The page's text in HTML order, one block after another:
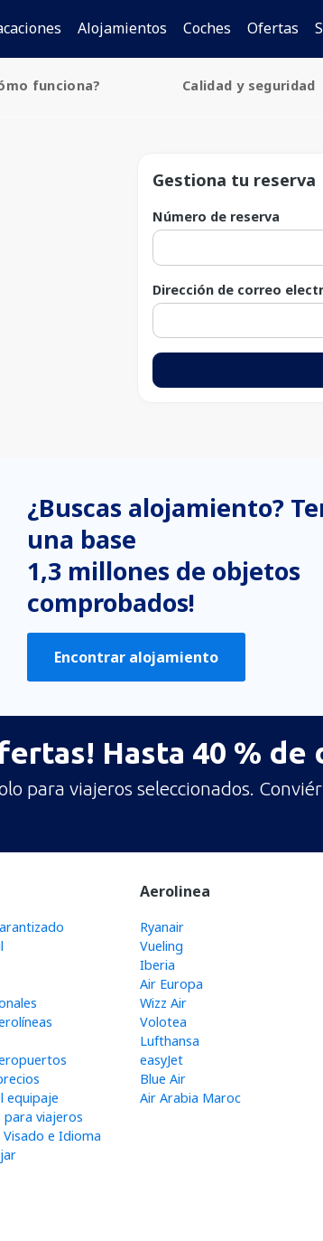
Alojamientos Coches Ofertas
funciona? Calidad y seguridad
Gestiona tu reserva
Número de reserva
Dirección de correo
¿Buscas alojamiento?
una base
1,3 millones de objetos
comprobados!
Encontrar alojamiento
Hasta 40 % de
para viajeros seleccionados.
equipaje
para viajeros
e Idioma
Aerolinea
Ryanair
Vueling
Iberia
Air Europa
Wizz Air
Volotea
Lufthansa
easyJet
Blue Air
Air Arabia Maroc